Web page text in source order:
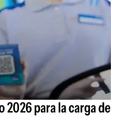
2026 para la carga de